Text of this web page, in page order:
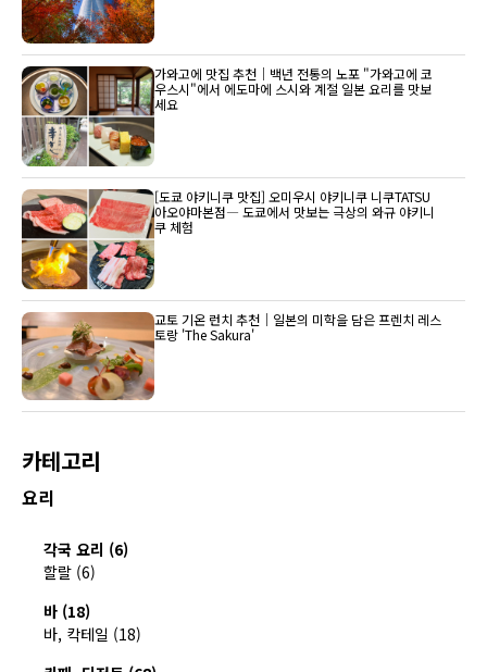
가와고에 맛집 추천｜백년 전통의 노포 "가와고에 코
우스시"에서 에도마에 스시와 계절 일본 요리를 맛보
세요
[도쿄 야키니쿠 맛집] 오미우시 야키니쿠 니쿠TATSU
아오야마본점― 도쿄에서 맛보는 극상의 와규 야키니
쿠 체험
교토 기온 런치 추천｜일본의 미학을 담은 프렌치 레스
토랑 'The Sakura'
카테고리
요리
각국 요리 (6)
할랄 (6)
바 (18)
바, 칵테일 (18)